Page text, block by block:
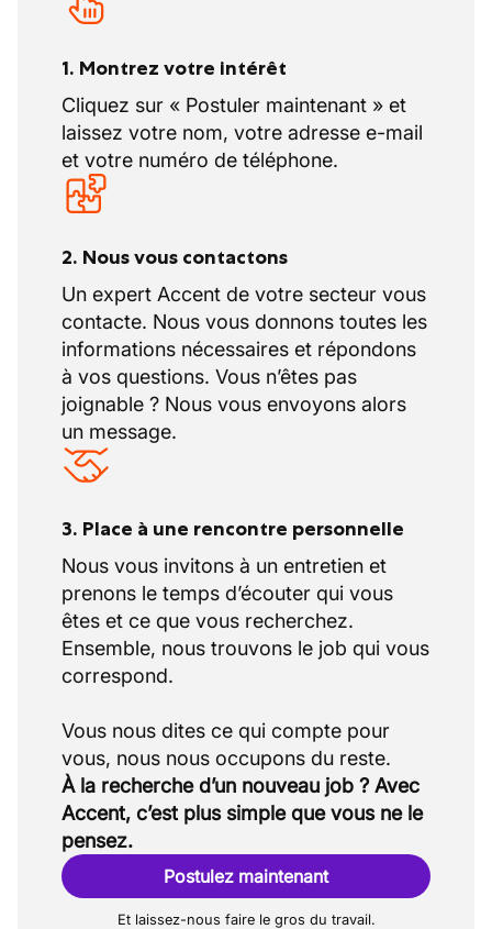
1. Montrez votre intérêt
Cliquez sur « Postuler maintenant » et
laissez votre nom, votre adresse e-mail
et votre numéro de téléphone.
2. Nous vous contactons
Un expert Accent de votre secteur vous
contacte. Nous vous donnons toutes les
informations nécessaires et répondons
à vos questions. Vous n’êtes pas
joignable ? Nous vous envoyons alors
un message.
3. Place à une rencontre personnelle
Nous vous invitons à un entretien et
prenons le temps d’écouter qui vous
êtes et ce que vous recherchez.
Ensemble, nous trouvons le job qui vous
correspond.
Vous nous dites ce qui compte pour
À la recherche d’un nouveau job ? Avec
Accent, c’est plus simple que vous ne le
pensez.
Postulez maintenant
Et laissez-nous faire le gros du travail.